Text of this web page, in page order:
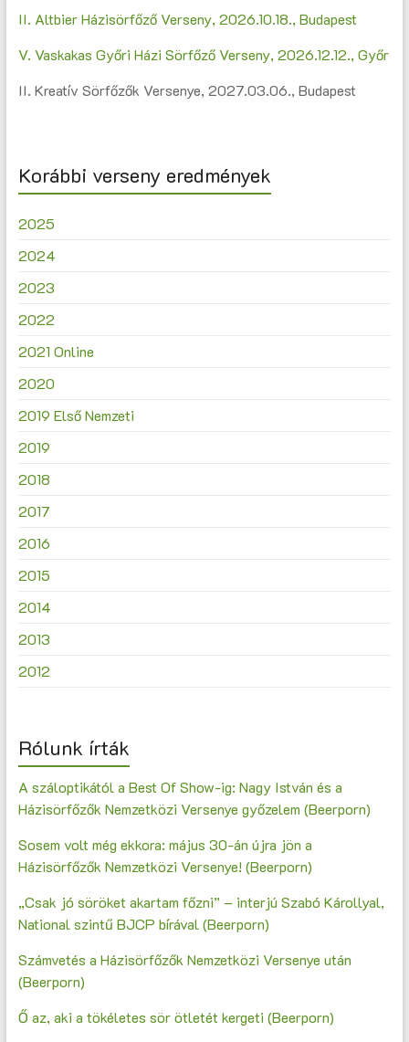
II. Altbier Házisörfőző Verseny, 2026.10.18., Budapest
V. Vaskakas Győri Házi Sörfőző Verseny, 2026.12.12., Győr
II. Kreatív Sörfőzők Versenye, 2027.03.06., Budapest
Korábbi verseny eredmények
2025
2024
2023
2022
2021 Online
2020
2019 Első Nemzeti
2019
2018
2017
2016
2015
2014
2013
2012
Rólunk írták
A száloptikától a Best Of Show-ig: Nagy István és a
Házisörfőzők Nemzetközi Versenye győzelem (Beerporn)
Sosem volt még ekkora: május 30-án újra jön a
Házisörfőzők Nemzetközi Versenye! (Beerporn)
„Csak jó söröket akartam főzni” – interjú Szabó Károllyal,
National szintű BJCP bírával (Beerporn)
Számvetés a Házisörfőzők Nemzetközi Versenye után
(Beerporn)
Ő az, aki a tökéletes sör ötletét kergeti (Beerporn)